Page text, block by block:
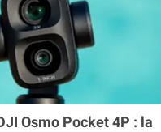
Osmo Pocket 4P : la